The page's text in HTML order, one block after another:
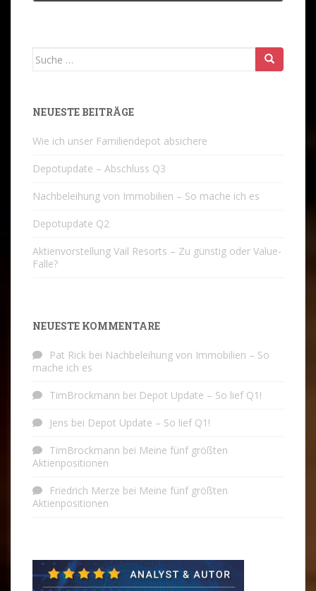
Suche
NEUESTE BEITRÄGE
Wie ich unser Familiendepot absichere
Depotupdate – Abschluss Q3
Nachbeleihung von Immobilien – So mache ich es
Depotupdate Q2
Aktienvorstellung Vail Resorts – Zu günstig oder Value-
Falle?
NEUESTE KOMMENTARE
Pat Rick bei Nachbeleihung von Immobilien – So
mache ich es
TimBrockmann bei Depot Update – So lief Q1!
Jens bei Depot Update – So lief Q1!
TimBrockmann bei Meine fünf größten
Aktienpositionen
Friedrich Merze bei Meine fünf größten
Aktienpositionen